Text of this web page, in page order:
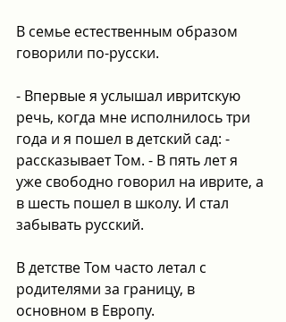
В семье естественным образом
говорили по-русски.
- Впервые я услышал ивритскую
речь, когда мне исполнилось три
года и я пошел в детский сад: -
рассказывает Том. - В пять лет я
уже свободно говорил на иврите, а
в шесть пошел в школу. И стал
забывать русский.
В детстве Том часто летал с
родителями за границу, в
основном в Европу.